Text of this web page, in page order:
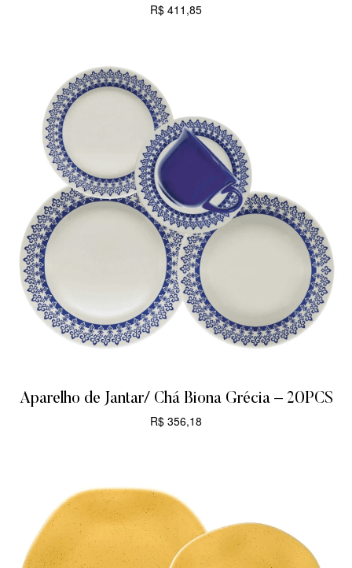
R$ 411,85
Aparelho de Jantar/ Chá Biona Grécia – 20PCS
R$ 356,18